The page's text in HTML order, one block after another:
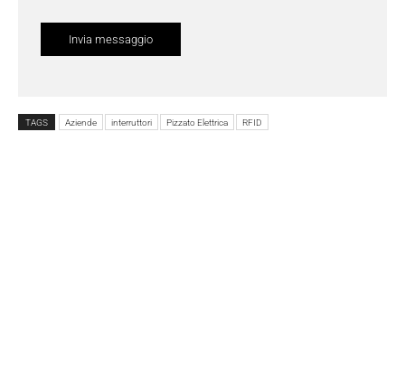
TAGS Aziende interruttori Pizzato Elettrica RFID